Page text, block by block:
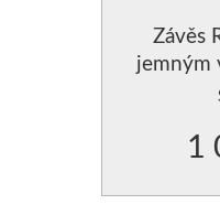
POLŠTÁŘE - VÝPLNĚ
CHRÁNIČE NA
Závěs
jemným
1